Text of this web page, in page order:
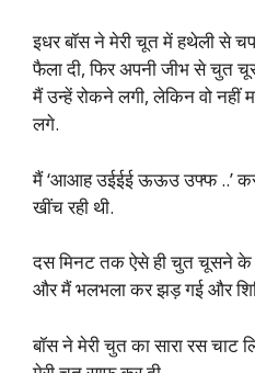
इधर बॉस ने मेरी चूत में हथेली से
फैला दी, फिर अपनी जीभ से चुत
मैं उन्हें रोकने लगी, लेकिन वो
लगे.
मैं ‘आआह उईईई ऊऊउ उफ्फ ..’
खींच रही थी.
दस मिनट तक ऐसे ही चुत चूसने
और मैं भलभला कर झड़ गई और
बॉस ने मेरी चुत का सारा रस